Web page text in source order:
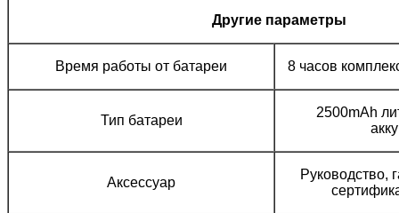
Другие параметры
Время работы от батареи 8 часов
Тип батареи
2500mAh
Аксессуар
Руководство,